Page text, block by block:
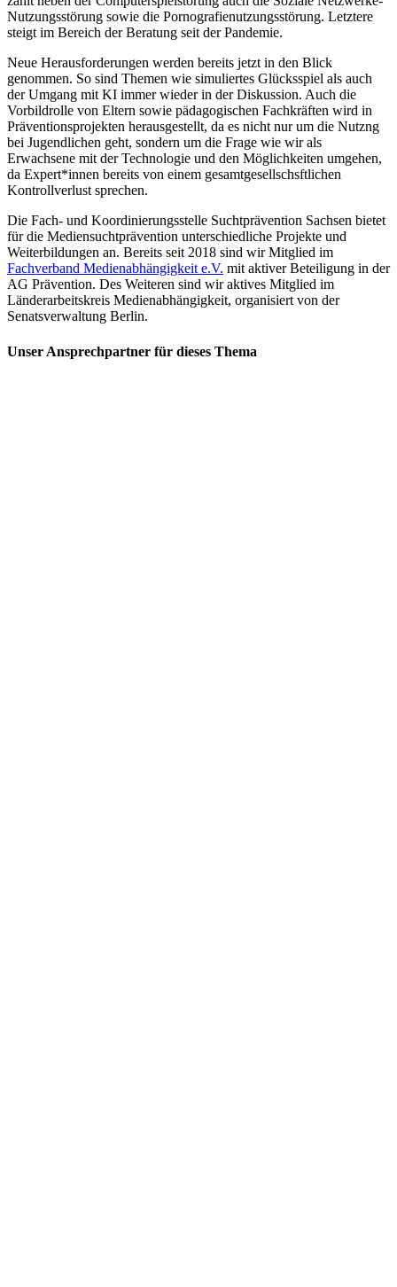
Nutzungsstörung sowie die Pornografienutzungsstörung. Letztere
steigt im Bereich der Beratung seit der Pandemie.
Neue Herausforderungen werden bereits jetzt in den Blick
genommen. So sind Themen wie simuliertes Glücksspiel als auch
der Umgang mit KI immer wieder in der Diskussion. Auch die
Vorbildrolle von Eltern sowie pädagogischen Fachkräften wird in
Präventionsprojekten herausgestellt, da es nicht nur um die Nutzng
bei Jugendlichen geht, sondern um die Frage wie wir als
Erwachsene mit der Technologie und den Möglichkeiten umgehen,
da Expert*innen bereits von einem gesamtgesellschsftlichen
Kontrollverlust sprechen.
Die Fach- und Koordinierungsstelle Suchtprävention Sachsen bietet
für die Mediensuchtprävention unterschiedliche Projekte und
Weiterbildungen an. Bereits seit 2018 sind wir Mitglied im
Fachverband Medienabhängigkeit e.V. mit aktiver Beteiligung in der
AG Prävention. Des Weiteren sind wir aktives Mitglied im
Länderarbeitskreis Medienabhängigkeit, organisiert von der
Senatsverwaltung Berlin.
Unser Ansprechpartner für dieses Thema